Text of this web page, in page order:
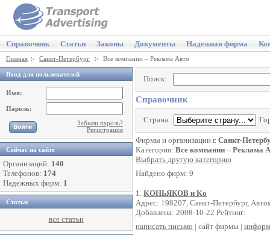
Справочник Статьи Законы Документы Надежная фирма
Главная Санкт-Петербург Все компании – Реклама Авто
Вход для пользователей
Имя:
Пароль:
Забыли пароль?
Регистрация
Сейчас на сайте
Организаций: 140
Телефонов: 174
Надежных фирм: 1
Статьи
все статьи
Поиск:
Справочник
Страна:
Фирмы и организации г. Санкт-
Категория: Все компании – Реклама
Выбрать другую категорию
Найдено фирм: 9
1. KОНЬЯКОВ и Kо
Адрес: 198207, Санкт-Петербург,
Добавлена: 2008-10-22 Рейтинг:
написать письмо | сайт фирмы |